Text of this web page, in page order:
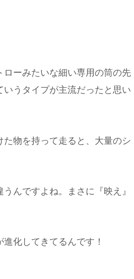
ーみたいな細い専用の筒の先
うタイプが主流だったと思い
物を持って走ると、大量のシ
んですよね。まさに『映え』
化してきてるんです！